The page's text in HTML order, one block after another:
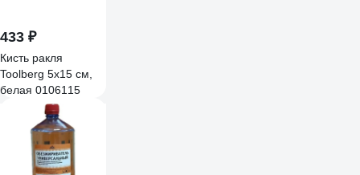
433 ₽
Кисть ракля
Toolberg 5х15 см,
белая 0106115